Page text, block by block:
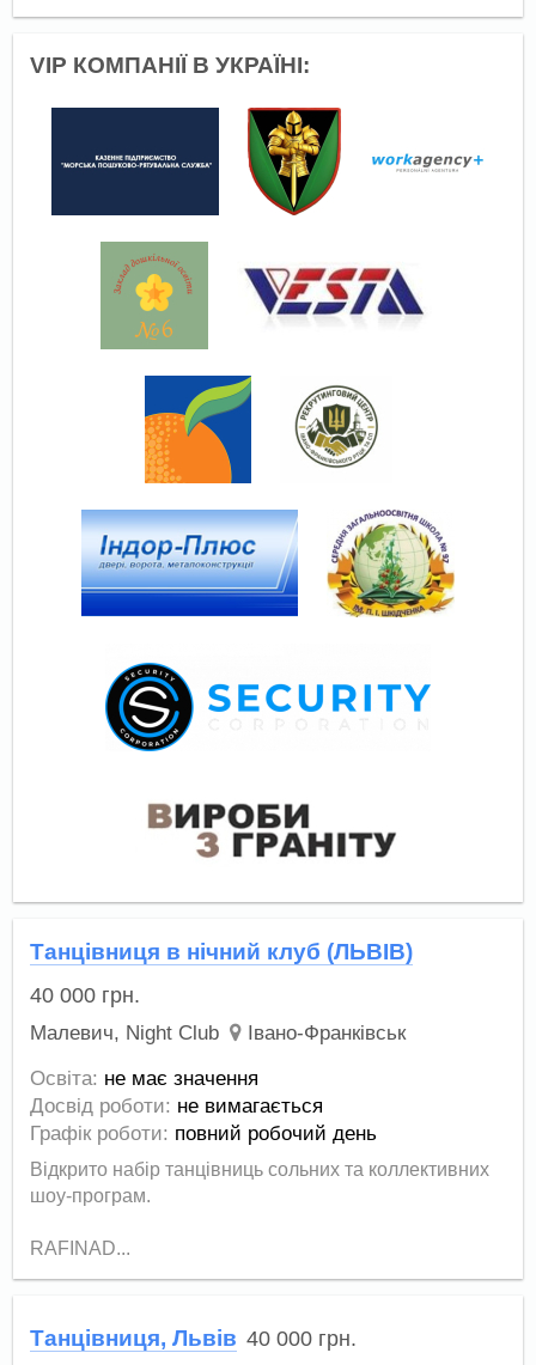
VIP КОМПАНІЇ В УКРАЇНІ:
Танцівниця в нічний клуб (ЛЬВІВ)
40 000 грн.
Малевич, Night Club Івано-Франківськ
Освіта: не має значення
Досвід роботи: не вимагається
Графік роботи: повний робочий день
Відкрито набір танцівниць сольних та коллективних
шоу-програм.
RAFINAD...
Танцівниця, Львів 40 000 грн.